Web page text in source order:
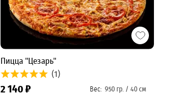
Пицца "Цезарь"
(1)
2 140 ₽